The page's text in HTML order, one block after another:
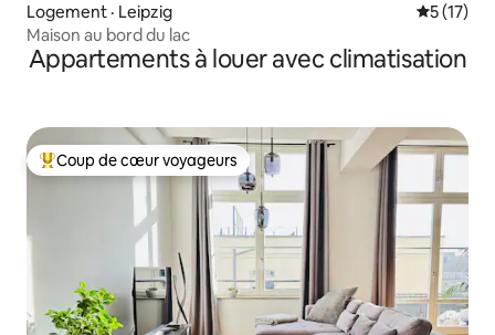
Logement · Leipzig Note
5 (17)
Maison au bord du lac
Appartements à louer avec climatisation
Coup de cœur voyageurs parmi les plus aimés
Coup de cœur voyageurs